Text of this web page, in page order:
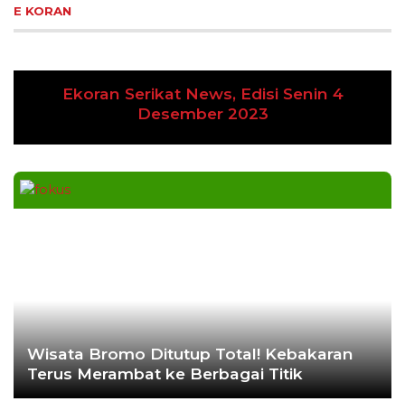
E KORAN
Ekoran Serikat News, Edisi Senin 4
Desember 2023
Wisata Bromo Ditutup Total! Kebakaran
Terus Merambat ke Berbagai Titik